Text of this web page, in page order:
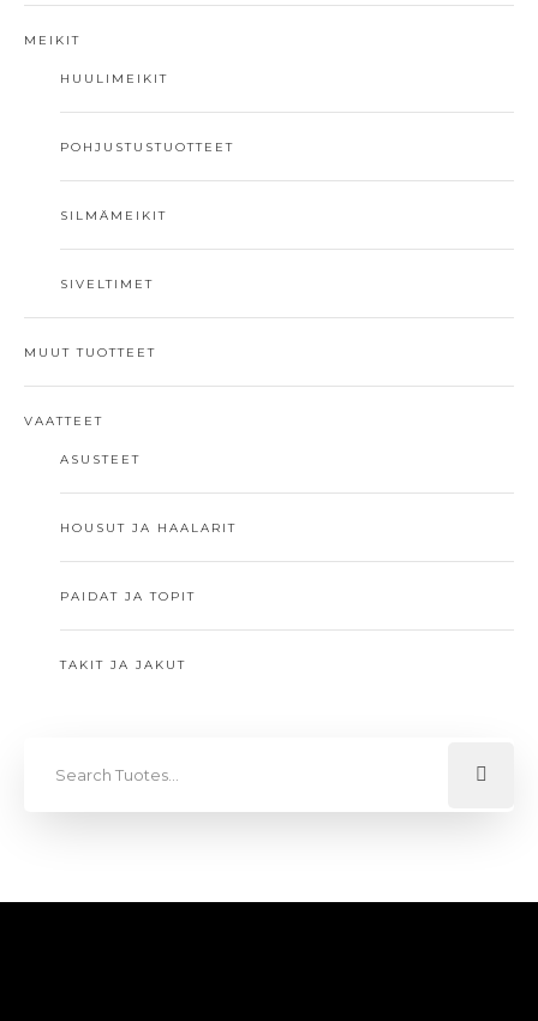
MEIKIT
HUULIMEIKIT
POHJUSTUSTUOTTEET
SILMÄMEIKIT
SIVELTIMET
MUUT TUOTTEET
VAATTEET
ASUSTEET
HOUSUT JA HAALARIT
PAIDAT JA TOPIT
TAKIT JA JAKUT